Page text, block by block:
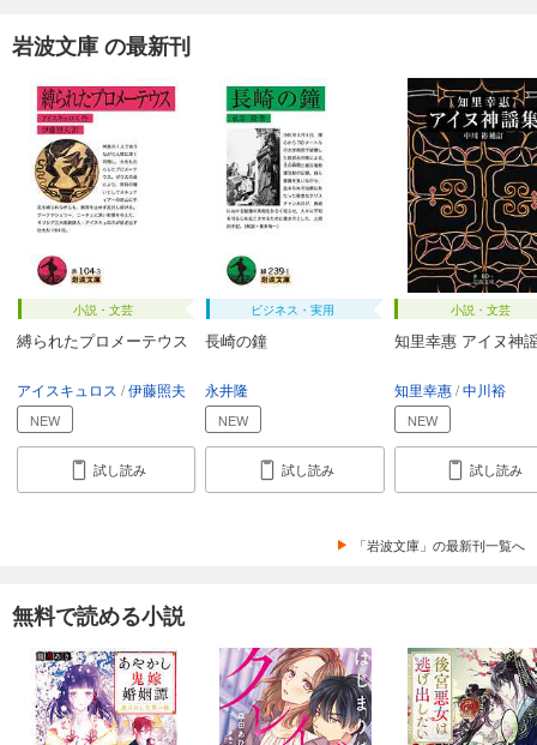
岩波文庫 の最新刊
小説・文芸
縛られたプロメーテウス
アイスキュロス 伊藤照夫
NEW
試し読み
ビジネス・実用
長崎の鐘
永井隆
NEW
試し読み
小説・文芸
知里幸惠 アイヌ神
知里幸惠 中川裕
NEW
試し読み
「岩波文庫」の最新刊一覧へ
無料で読める小説